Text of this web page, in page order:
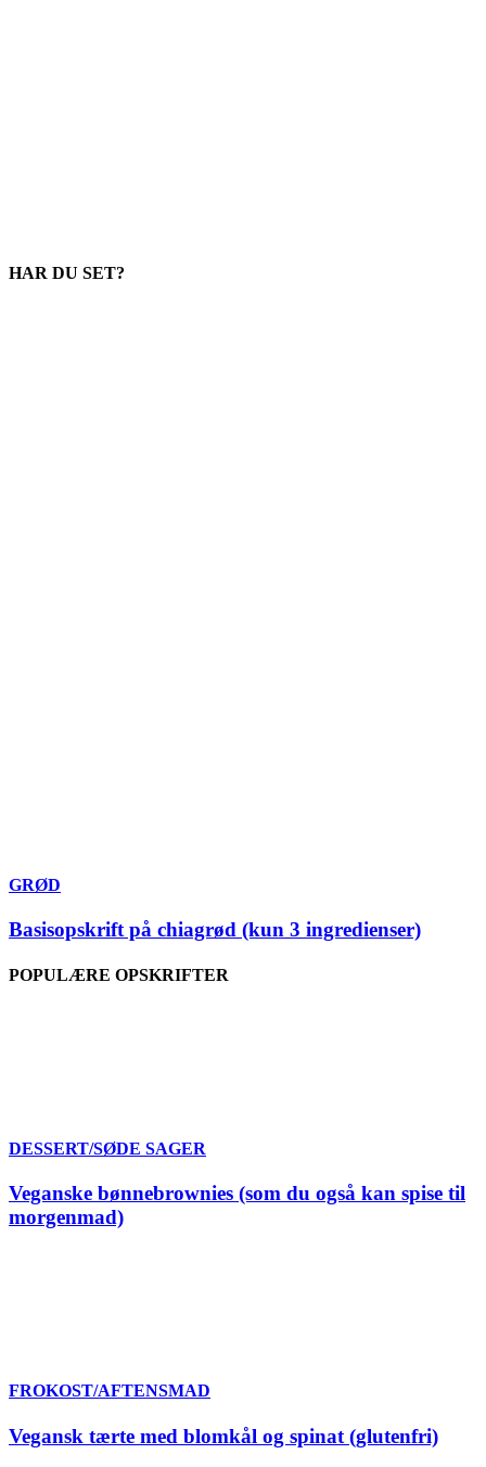
HAR DU SET?
GRØD
Basisopskrift på chiagrød (kun 3 ingredienser)
POPULÆRE OPSKRIFTER
DESSERT/SØDE SAGER
Veganske bønnebrownies (som du også kan spise til
morgenmad)
FROKOST/AFTENSMAD
Vegansk tærte med blomkål og spinat (glutenfri)